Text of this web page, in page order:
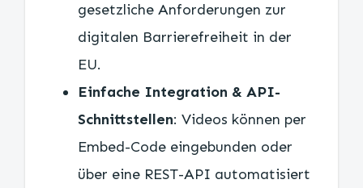
gesetzliche Anforderungen zur
digitalen Barrierefreiheit in der
EU.
Einfache Integration & API-
Schnittstellen: Videos können per
Embed-Code eingebunden oder
über eine REST-API automatisiert